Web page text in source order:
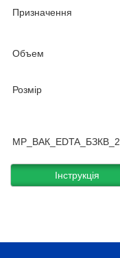
Призначення
Объем
Розмір
MP_ВАК_EDTA_БЗКВ_2
Інструкція